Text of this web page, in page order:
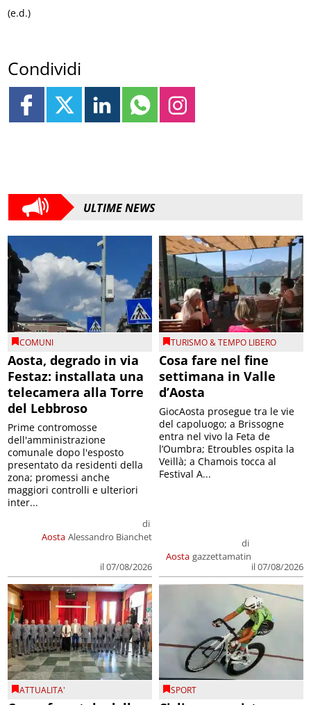
(e.d.)
Condividi
ULTIME NEWS
COMUNI
Aosta, degrado in via
Festaz: installata una
telecamera alla Torre
del Lebbroso
Aosta
di
Alessandro Bianchet
il 07/08/2026
Prime contromosse
dell'amministrazione
comunale dopo l'esposto
presentato da residenti della
zona; promessi anche
maggiori controlli e ulteriori
inter...
TURISMO & TEMPO LIBERO
Cosa fare nel fine
settimana in Valle
d’Aosta
Aosta
di
gazzettamatin
il 07/08/2026
GiocAosta prosegue tra le vie
del capoluogo; a Brissogne
entra nel vivo la Feta de
l’Oumbra; Etroubles ospita la
Veillà; a Chamois tocca al
Festival A...
ATTUALITA' SPORT